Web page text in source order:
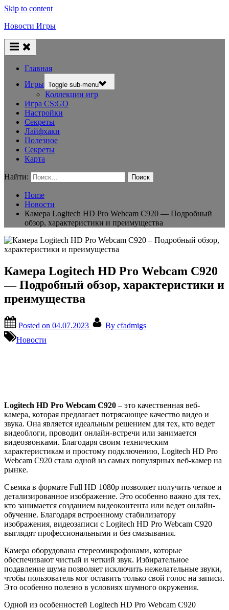
Skip to content
Новости Игры
Главная
Игры Toggle sub-menu
Коллекции игр
Игра CS:GO
Настройки
Секреты
Лайфхаки
Полезное
Секреты
Карта
Найти:
Home
Новости
Камера Logitech HD Pro Webcam C920 — Подробный
обзор, характеристики и преимущества
Камера Logitech HD Pro Webcam C920
— Подробный обзор, характеристики и
преимущества
Posted on 04.07.2023 By cfadmigs
Новости
Logitech HD Pro Webcam C920 – это качественная веб-
камера, которая предлагает потрясающее качество видео и
звука. Она является идеальным решением для тех, кто ведет
видеоблоги, проводит онлайн-встречи или занимается
видеозвонками. Благодаря своим техническим
характеристикам и простому подключению, Logitech HD Pro
Webcam C920 стала одной из самых популярных веб-камер на
рынке.
Съемка в формате Full HD 1080p позволяет получить четкое и
детализированное изображение. Это особенно важно для тех,
кто занимается созданием видеоконтента или ведет онлайн-
обучение. Благодаря встроенному стабилизатору
изображения, видеозаписи с Logitech HD Pro Webcam C920
выглядят профессиональными и без смазывания.
Камера оборудована стереомикрофонами, которые
обеспечивают чистый и четкий звук. Избирательное
подавление шума позволяет исключить нежелательные звуки,
чтобы пользователь мог оставить только свой голос на записи.
Это особенно полезно в условиях шумного окружения.
Одной из особенностей Logitech HD Pro Webcam C920